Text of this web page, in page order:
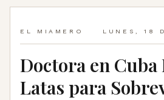
EL MIAMERO LUNES, 18
Doctora en Cuba
Latas para